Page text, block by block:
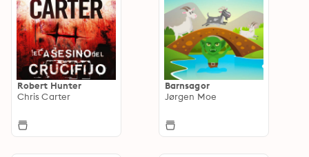
Robert Hunter
Chris Carter
Barnsagor
Jørgen Moe